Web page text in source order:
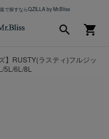
で探すならQZILLA by Mr.Bliss
shopping_cart
search
】RUSTY(ラスティ)フルジッ
5L/6L/8L